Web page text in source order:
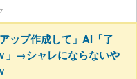
ップ作成して」AI「了
」→シャレにならないや